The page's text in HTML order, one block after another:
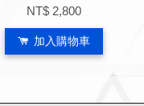
NT$ 2,800
加入購物車